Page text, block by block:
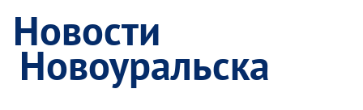
Новости
Новоуральска